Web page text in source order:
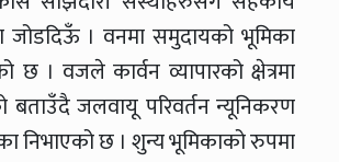
जोडदिऊँ । वनमा समुदायको भूमिका
छ । वजले कार्वन व्यापारको क्षेत्रमा
जलवायू परिवर्तन न्यूनिकरण
निभाएको छ । शुन्य भूमिकाको रुपमा